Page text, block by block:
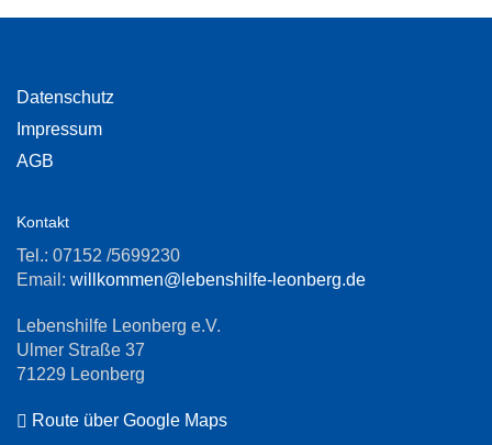
Datenschutz
Impressum
AGB
Kontakt
Tel.: 07152 /5699230
Email: willkommen@lebenshilfe-leonberg.de
Lebenshilfe Leonberg e.V.
Ulmer Straße 37
71229 Leonberg
Route über Google Maps